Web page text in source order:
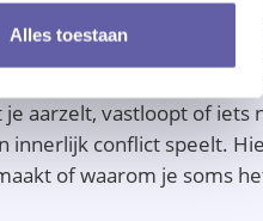
Alles toestaan
bijvoorbeeld over wat
ik volg jouw tempo en
en gevoelens
aarzelt, vastloopt of iets
innerlijk conflict speelt.
of waarom je soms